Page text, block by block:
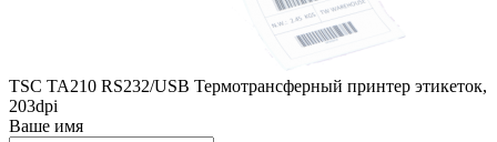
TSC TA210 RS232/USB Термотрансферный принтер этикеток,
203dpi
Ваше имя